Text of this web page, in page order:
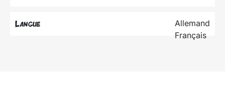
Langue
Allemand
Français